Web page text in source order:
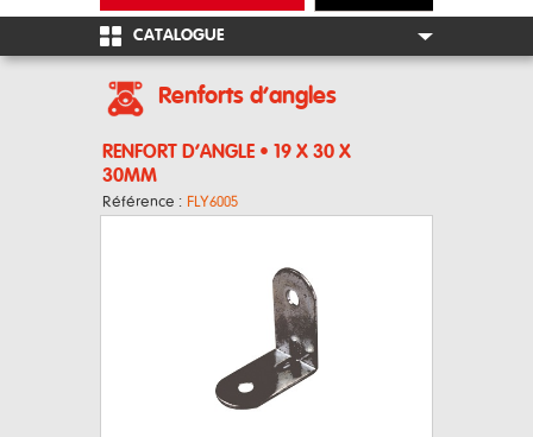
+
CATALOGUE
Renforts d’angles
RENFORT D’ANGLE • 19 X 30 X
30MM
Référence : FLY6005